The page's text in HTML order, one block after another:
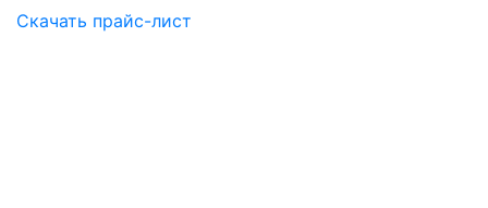
Скачать прайс-лист